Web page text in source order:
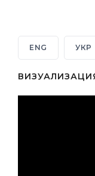
ENG УКР